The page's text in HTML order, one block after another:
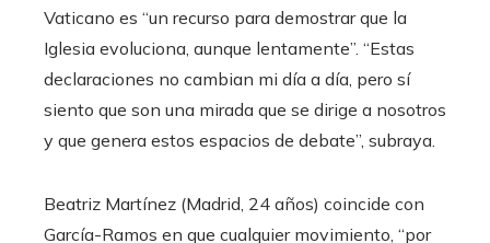
Vaticano es “un recurso para demostrar que la
Iglesia evoluciona, aunque lentamente”. “Estas
declaraciones no cambian mi día a día, pero sí
siento que son una mirada que se dirige a nosotros
y que genera estos espacios de debate”, subraya.
Beatriz Martínez (Madrid, 24 años) coincide con
García-Ramos en que cualquier movimiento, “por